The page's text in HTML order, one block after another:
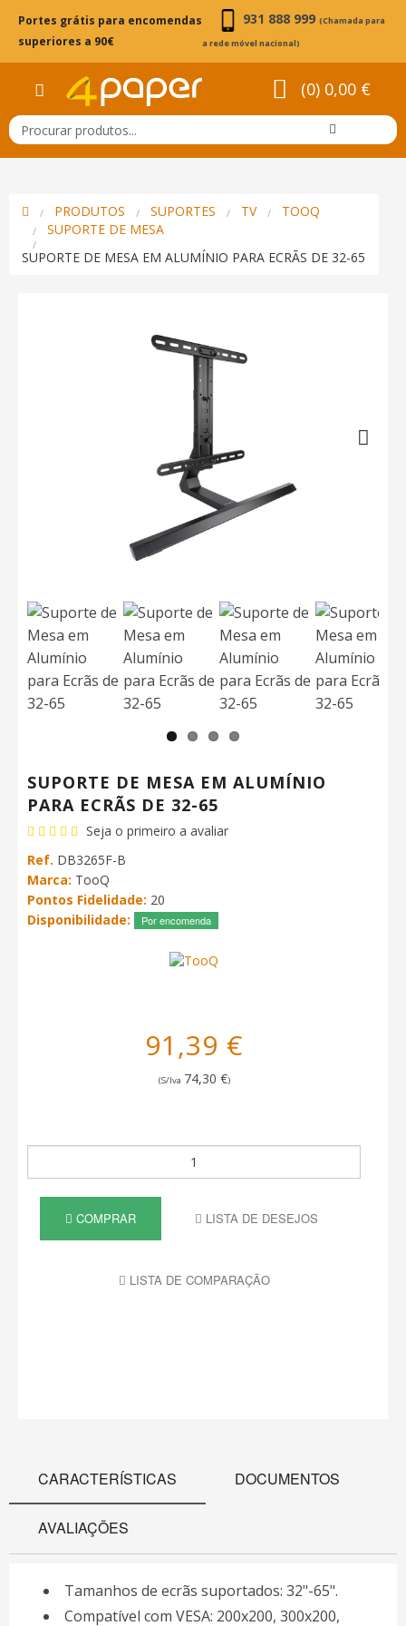
Portes grátis para encomendas
superiores a 90€
931 888 999 (Chamada para
a rede móvel nacional)
(0) 0,00 €
PRODUTOS SUPORTES TV
TOOQ
SUPORTE DE MESA
SUPORTE DE MESA EM ALUMÍNIO PARA ECRÃS DE 32-65
SUPORTE DE MESA EM ALUMÍNIO
PARA ECRÃS DE 32-65
Seja o primeiro a avaliar
Ref. DB3265F-B
Marca: TooQ
Pontos Fidelidade: 20
Disponibilidade:
Por encomenda
91,39 €
(S/Iva 74,30 €)
COMPRAR LISTA DE DESEJOS
LISTA DE COMPARAÇÃO
CARACTERÍSTICAS DOCUMENTOS
AVALIAÇÕES
Tamanhos de ecrãs suportados: 32"-65".
Compatível com VESA: 200x200, 300x200,